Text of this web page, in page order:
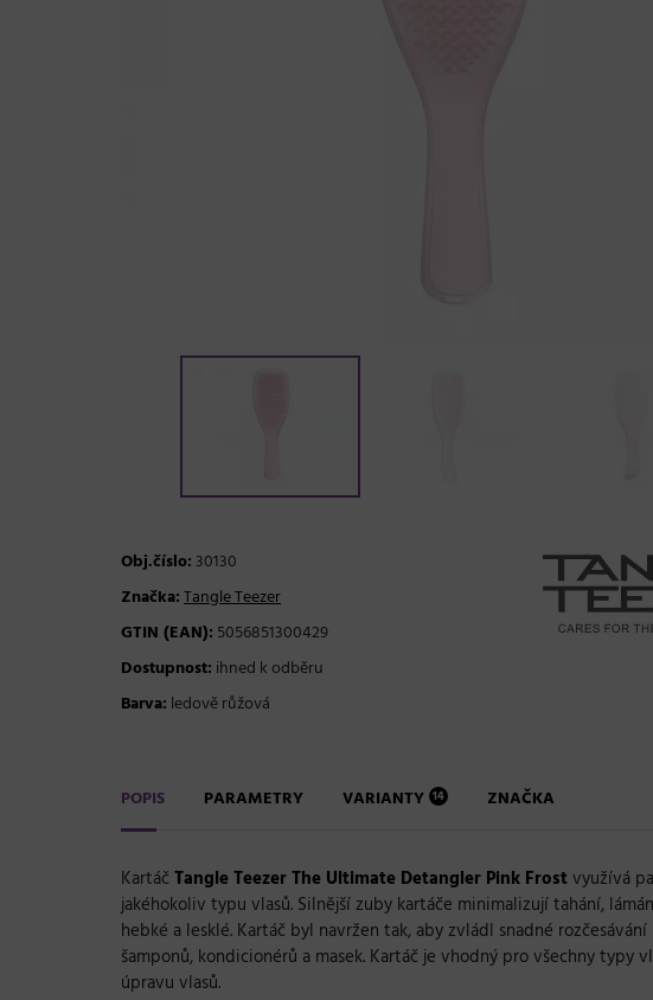
Obj.číslo: 30130
Značka:Tangle Teezer
GTIN (EAN): 5056851300429
Dostupnost: ihned k odběru
Barva: ledově růžová
POPIS PARAMETRY VARIANTY 14 ZNAČKA
Kartáč Tangle Teezer The Ultimate Detangler Pink Frostvyužívá
jakéhokoliv typu vlasů. Silnější zuby kartáče minimalizují tahání,
hebké a lesklé. Kartáč byl navržen tak, aby zvládl snadné
šamponů, kondicionérů a masek. Kartáč je vhodný pro všechny
úpravu vlasů.